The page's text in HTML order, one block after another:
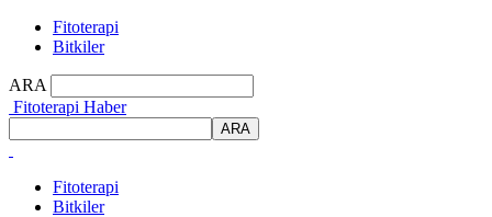
Fitoterapi
Bitkiler
ARA
Fitoterapi Haber
Fitoterapi
Bitkiler